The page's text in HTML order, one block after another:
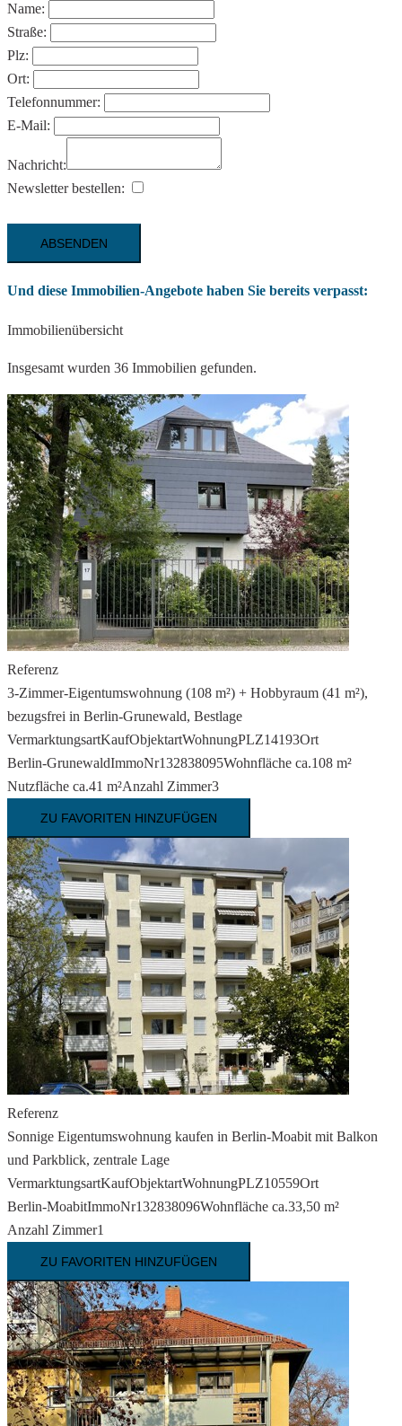
Name:
Straße:
Plz:
Ort:
Telefonnummer:
E-Mail:
Nachricht:
Newsletter bestellen:
Und diese Immobilien-Angebote haben Sie bereits verpasst:
Immobilienübersicht
Insgesamt wurden 36 Immobilien gefunden.
Referenz
3-Zimmer-Eigentumswohnung (108 m²) + Hobbyraum (41 m²),
bezugsfrei in Berlin-Grunewald, Bestlage
VermarktungsartKaufObjektartWohnungPLZ14193Ort
Berlin-GrunewaldImmoNr132838095Wohnfläche ca.108 m²
Nutzfläche ca.41 m²Anzahl Zimmer3
ZU FAVORITEN HINZUFÜGEN
Referenz
Sonnige Eigentumswohnung kaufen in Berlin-Moabit mit Balkon
und Parkblick, zentrale Lage
VermarktungsartKaufObjektartWohnungPLZ10559Ort
Berlin-MoabitImmoNr132838096Wohnfläche ca.33,50 m²
Anzahl Zimmer1
ZU FAVORITEN HINZUFÜGEN